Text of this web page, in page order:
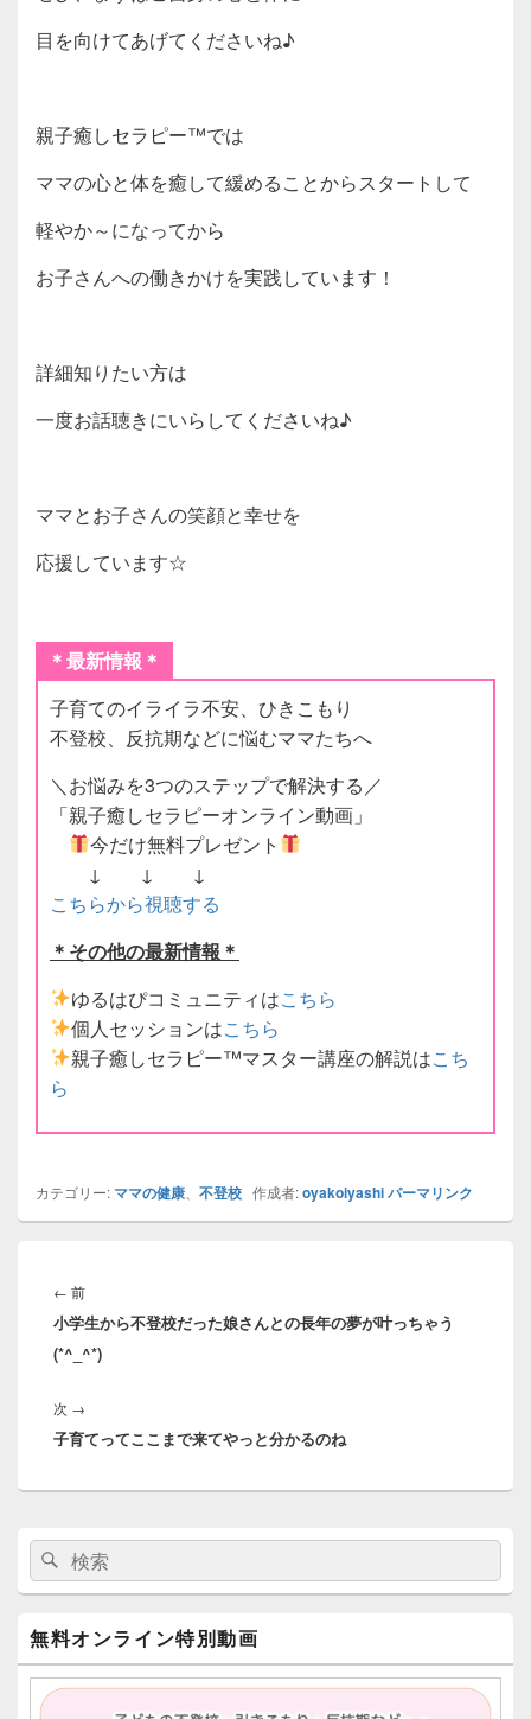
目を向けてあげてくださいね♪
親子癒しセラピー™では
ママの心と体を癒して緩めることからスタートして
軽やか～になってから
お子さんへの働きかけを実践しています！
詳細知りたい方は
一度お話聴きにいらしてくださいね♪
ママとお子さんの笑顔と幸せを
応援しています☆
＊最新情報＊
子育てのイライラ不安、ひきこもり
不登校、反抗期などに悩むママたちへ
＼お悩みを3つのステップで解決する／
「親子癒しセラピーオンライン動画」
今だけ無料プレゼント
↓ ↓ ↓
こちらから視聴する
＊その他の最新情報＊
ゆるはぴコミュニティはこちら
個人セッションはこちら
親子癒しセラピー™マスター講座の解説はこち
ら
カテゴリー: ママの健康 不登校 作成者:oyakoiyashiパーマリンク
稿
ナ
ビ
ゲ
シ
ョ
← 前前
の
投
小学生から不登校だった娘さんとの長年の夢が叶っちゃう
(*^_^*)
次 →
の
稿:
子育てってここまで来てやっと分かるのね
ン
サ
ド
バ
ー
検
索:
検
索
無料オンライン特別動画